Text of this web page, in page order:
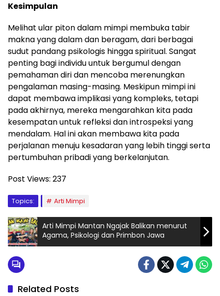
Kesimpulan
Melihat ular piton dalam mimpi membuka tabir
makna yang dalam dan beragam, dari berbagai
sudut pandang psikologis hingga spiritual. Sangat
penting bagi individu untuk bergumul dengan
pemahaman diri dan mencoba merenungkan
pengalaman masing-masing. Meskipun mimpi ini
dapat membawa implikasi yang kompleks, tetapi
pada akhirnya, mereka mengarahkan kita pada
kesempatan untuk refleksi dan introspeksi yang
mendalam. Hal ini akan membawa kita pada
perjalanan menuju kesadaran yang lebih tinggi serta
pertumbuhan pribadi yang berkelanjutan.
Post Views: 237
Topics: Arti Mimpi
Arti Mimpi Mantan Ngajak Balikan menurut
Agama, Psikologi dan Primbon Jawa
Related Posts